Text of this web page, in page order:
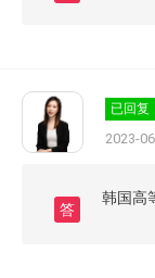
已回复
2023-
答
韩国高